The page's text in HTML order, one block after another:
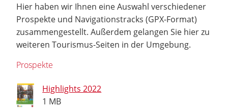
Hier haben wir Ihnen eine Auswahl verschiedener
Prospekte und Navigationstracks (GPX-Format)
zusammengestellt. Außerdem gelangen Sie hier zu
weiteren Tourismus-Seiten in der Umgebung.
Prospekte
Highlights 2022
1 MB